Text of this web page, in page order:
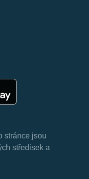
stránce jsou
středisek a